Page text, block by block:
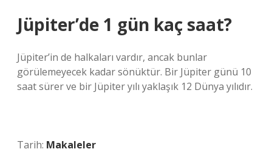
Jüpiter’de 1 gün kaç saat?
Jüpiter’in de halkaları vardır, ancak bunlar
görülemeyecek kadar sönüktür. Bir Jüpiter günü 10
saat sürer ve bir Jüpiter yılı yaklaşık 12 Dünya yılıdır.
Tarih: Makaleler